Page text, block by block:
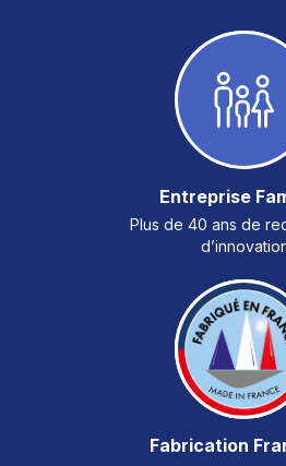
Entreprise
Plus de 40 ans de
Fabrication